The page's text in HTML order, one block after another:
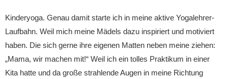
Kinderyoga. Genau damit starte ich in meine aktive Yogalehrer-
Laufbahn. Weil mich meine Mädels dazu inspiriert und motiviert
haben. Die sich gerne ihre eigenen Matten neben meine ziehen:
„Mama, wir machen mit!“ Weil ich ein tolles Praktikum in einer
Kita hatte und da große strahlende Augen in meine Richtung